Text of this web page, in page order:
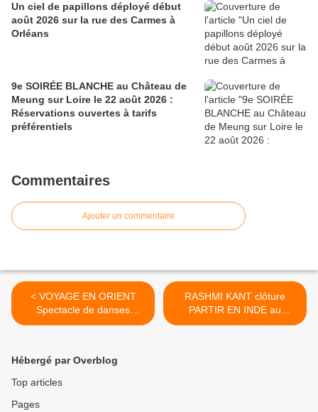
Un ciel de papillons déployé début
août 2026 sur la rue des Carmes à
Orléans
9e SOIRÉE BLANCHE au Château de
Meung sur Loire le 22 août 2026 :
Réservations ouvertes à tarifs
préférentiels
Commentaires
Ajouter un commentaire
< VOYAGE EN ORIENT
Spectacle de danses
orientales 2 juillet 2016 ST
RASHMI KANT clôture
PARTIR EN INDE au
Théâtre Municipal de
Hébergé par Overblog
Top articles
Pages